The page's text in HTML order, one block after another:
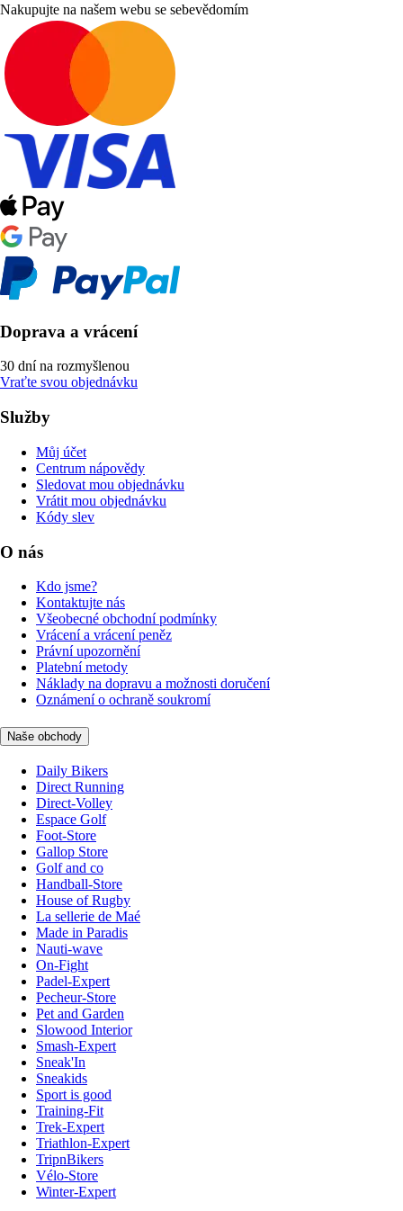
Nakupujte na našem webu se sebevědomím
Doprava a vrácení
30 dní na rozmyšlenou
Vraťte svou objednávku
Služby
Můj účet
Centrum nápovědy
Sledovat mou objednávku
Vrátit mou objednávku
Kódy slev
O nás
Kdo jsme?
Kontaktujte nás
Všeobecné obchodní podmínky
Vrácení a vrácení peněz
Právní upozornění
Platební metody
Náklady na dopravu a možnosti doručení
Oznámení o ochraně soukromí
Naše obchody
Daily Bikers
Direct Running
Direct-Volley
Espace Golf
Foot-Store
Gallop Store
Golf and co
Handball-Store
House of Rugby
La sellerie de Maé
Made in Paradis
Nauti-wave
On-Fight
Padel-Expert
Pecheur-Store
Pet and Garden
Slowood Interior
Smash-Expert
Sneak'In
Sneakids
Sport is good
Training-Fit
Trek-Expert
Triathlon-Expert
TripnBikers
Vélo-Store
Winter-Expert